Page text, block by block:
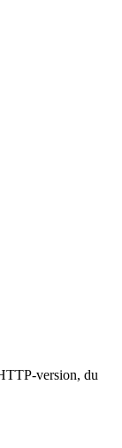
version, du